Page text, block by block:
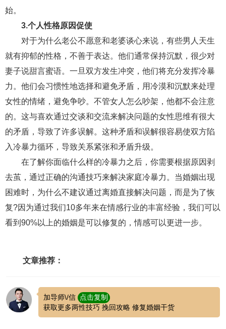
始。
3.个人性格原因促使
对于为什么老公不愿意和老婆谈心来说，有些男人天生
就有抑郁的性格，不善于表达。他们通常保持沉默，很少对
妻子说甜言蜜语。一旦双方发生冲突，他们将充分发挥冷暴
力。他们会习惯性地选择和避免矛盾，用冷漠和沉默来处理
女性的情绪，避免争吵。不管女人怎么吵架，他都不会注意
的。这与喜欢通过交谈和交流来解决问题的女性思维有很大
的矛盾，导致了许多误解。这种矛盾和误解很容易使双方陷
入冷暴力循环，导致关系紧张和矛盾升级。
在了解你面临什么样的冷暴力之后，你需要根据原因剥
去茧，通过正确的沟通技巧来解决家庭冷暴力。当婚姻出现
困难时，为什么不建议通过离婚直接解决问题，而是为了恢
复?因为通过我们10多年来在情感行业的丰富经验，我们可以
看到90%以上的婚姻是可以修复的，情感可以更进一步。
文章推荐：
加导师\/信
点击复制
获取更多两性技巧 挽回攻略 修复婚姻干货